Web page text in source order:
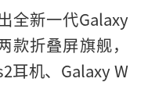
全新一代Galaxy
折叠屏旗舰，
耳机、Galaxy W